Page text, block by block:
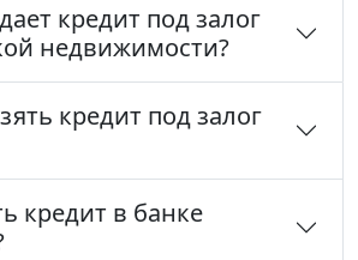
кредит под залог
недвижимости?
кредит под залог
кредит в банке